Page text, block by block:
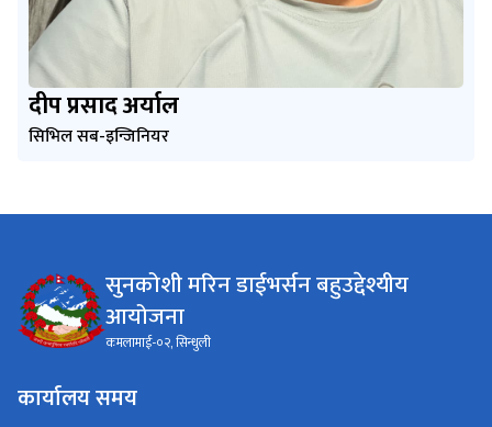
दीप प्रसाद अर्याल
सिभिल सब-इन्जिनियर
सुनकोशी मरिन डाईभर्सन बहुउद्देश्यीय
आयोजना
कमलामाई-०२, सिन्धुली
कार्यालय समय